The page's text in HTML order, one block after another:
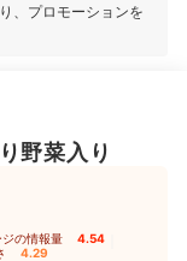
、プロモーションを
野菜入り
ジの情報量 4.54
4.29